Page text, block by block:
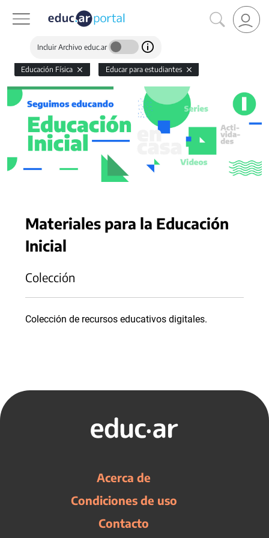
Incluir Archivo educ.ar
Educación Física Educar para estudiantes
Materiales para la Educación
Inicial
Colección
Colección de recursos educativos digitales.
Acerca de
Condiciones de uso
Contacto